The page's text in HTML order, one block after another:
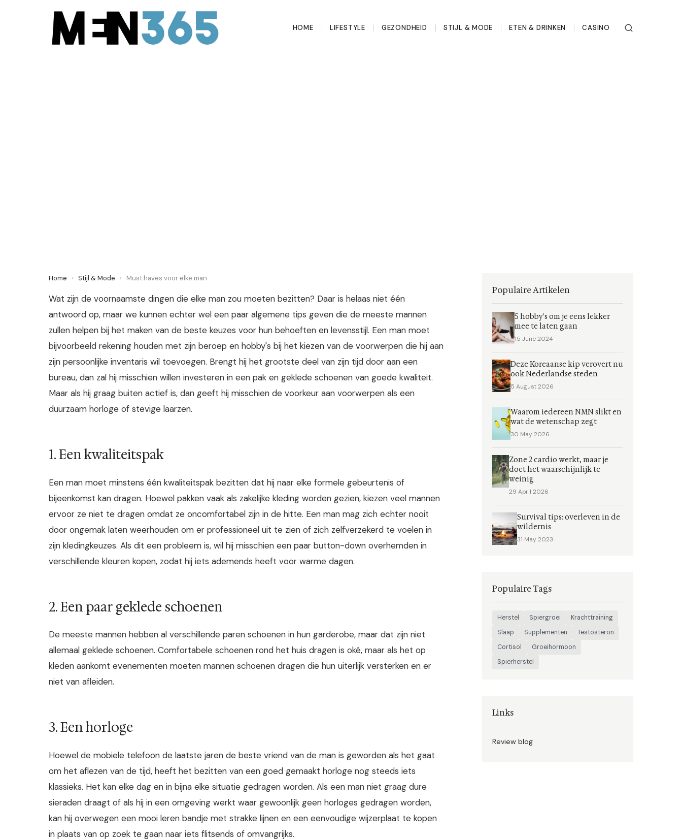
HOME LIFESTYLE GEZONDHEID STIJL & MODE ETEN & DRINKEN CASINO
Home › Stijl & Mode › Must haves voor elke man
Wat zijn de voornaamste dingen die elke man zou moeten bezitten? Daar is helaas niet één
antwoord op, maar we kunnen echter wel een paar algemene tips geven die de meeste mannen
zullen helpen bij het maken van de beste keuzes voor hun behoeften en levensstijl. Een man moet
bijvoorbeeld rekening houden met zijn beroep en hobby's bij het kiezen van de voorwerpen die hij aan
zijn persoonlijke inventaris wil toevoegen. Brengt hij het grootste deel van zijn tijd door aan een
bureau, dan zal hij misschien willen investeren in een pak en geklede schoenen van goede kwaliteit.
Maar als hij graag buiten actief is, dan geeft hij misschien de voorkeur aan voorwerpen als een
duurzaam horloge of stevige laarzen.
1. Een kwaliteitspak
Een man moet minstens één kwaliteitspak bezitten dat hij naar elke formele gebeurtenis of
bijeenkomst kan dragen. Hoewel pakken vaak als zakelijke kleding worden gezien, kiezen veel mannen
ervoor ze niet te dragen omdat ze oncomfortabel zijn in de hitte. Een man mag zich echter nooit
door ongemak laten weerhouden om er professioneel uit te zien of zich zelfverzekerd te voelen in
zijn kledingkeuzes. Als dit een probleem is, wil hij misschien een paar button-down overhemden in
verschillende kleuren kopen, zodat hij iets ademends heeft voor warme dagen.
2. Een paar geklede schoenen
De meeste mannen hebben al verschillende paren schoenen in hun garderobe, maar dat zijn niet
allemaal geklede schoenen. Comfortabele schoenen rond het huis dragen is oké, maar als het op
kleden aankomt evenementen moeten mannen schoenen dragen die hun uiterlijk versterken en er
niet van afleiden.
3. Een horloge
Hoewel de mobiele telefoon de laatste jaren de beste vriend van de man is geworden als het gaat
om het aflezen van de tijd, heeft het bezitten van een goed gemaakt horloge nog steeds iets
klassieks. Het kan elke dag en in bijna elke situatie gedragen worden. Als een man niet graag dure
sieraden draagt of als hij in een omgeving werkt waar gewoonlijk geen horloges gedragen worden,
kan hij overwegen een mooi leren bandje met strakke lijnen en een eenvoudige wijzerplaat te kopen
in plaats van op zoek te gaan naar iets flitsends of omvangrijks.
Populaire Artikelen
5 hobby's om je eens lekker
mee te laten gaan
15 June 2024
Deze Koreaanse kip verovert nu
ook Nederlandse steden
5 August 2026
Waarom iedereen NMN slikt en
wat de wetenschap zegt
30 May 2026
Zone 2 cardio werkt, maar je
doet het waarschijnlijk te
weinig
29 April 2026
Survival tips: overleven in de
wildernis
31 May 2023
Populaire Tags
Herstel Spiergroei
Krachttraining
Slaap
Supplementen
Testosteron
Cortisol
Groeihormoon
Spierherstel
Links
Review blog